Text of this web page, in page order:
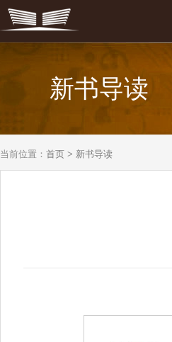
新书导读
当前位置： 首页 > 新书导读